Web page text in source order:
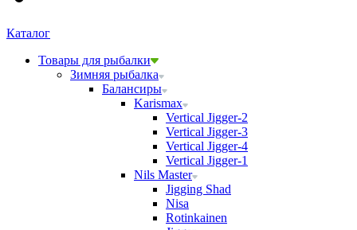
Каталог
Товары для рыбалки
Зимняя рыбалка
Балансиры
Karismax
Vertical Jigger-2
Vertical Jigger-3
Vertical Jigger-4
Vertical Jigger-1
Nils Master
Jigging Shad
Nisa
Rotinkainen